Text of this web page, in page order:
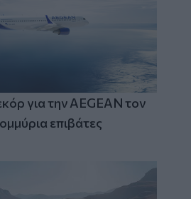
για την AEGEAN τον
επιβάτες